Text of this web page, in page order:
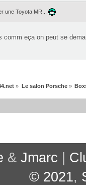
une Toyota MR...
comm eça on peut se
» Le salon Porsche»
& Jmarc
© 2021,